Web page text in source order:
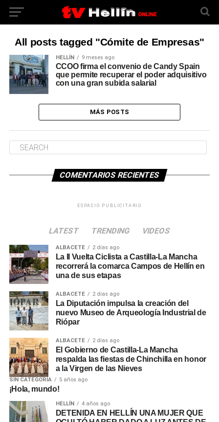
All posts tagged "Cómite de Empresas"
HELLÍN 9 meses ago
CCOO firma el convenio de Candy Spain
que permite recuperar el poder adquisitivo
con una gran subida salarial
MÁS POSTS
COMENTARIOS RECIENTES
ESPACIO PUBLICITARIO
LATEST TRENDING VIDEOS
ALBACETE 2 días ago
La II Vuelta Ciclista a Castilla-La Mancha
recorrerá la comarca Campos de Hellín en
una de sus etapas
ALBACETE 2 días ago
La Diputación impulsa la creación del
nuevo Museo de Arqueología Industrial de
Riópar
ALBACETE 2 días ago
El Gobierno de Castilla-La Mancha
respalda las fiestas de Chinchilla en honor
a la Virgen de las Nieves
SIN CATEGORÍA 5 años ago
¡Hola, mundo!
HELLÍN 4 años ago
DETENIDA EN HELLÍN UNA MUJER QUE